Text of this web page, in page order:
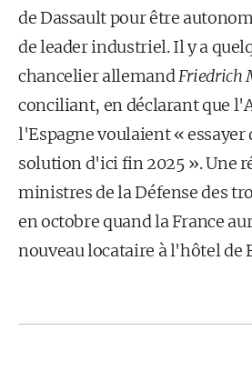
de Dassault pour être
de leader industriel. Il y a
chancelier allemandFriedrich
conciliant, en déclarant que
l'Espagne voulaient « essayer
solution d'ici fin 2025 ». Une
ministres de la Défense des
en octobre quand la France
nouveau locataire à l'hôtel de